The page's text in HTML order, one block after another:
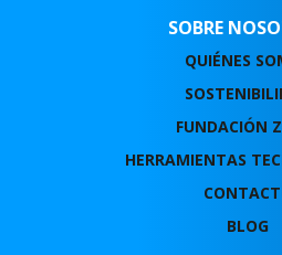
SOBRE
QUIÉNES
FUNDACIÓN
HERRAMIENTAS
BLOG